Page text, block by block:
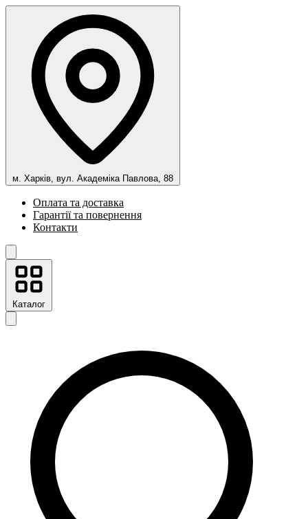
м. Харків, вул. Академіка Павлова, 88
Оплата та доставка
Гарантії та повернення
Контакти
Каталог